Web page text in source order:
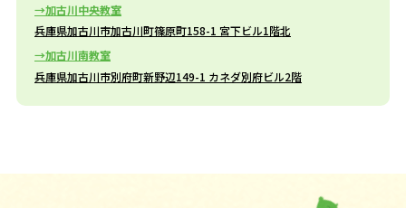
加古川中央教室
兵庫県加古川市加古川町篠原町158-1 宮下ビル1階北
加古川南教室
兵庫県加古川市別府町新野辺149-1 カネダ別府ビル2階